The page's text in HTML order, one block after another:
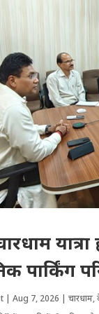
पार्किंग
|Aug 7, 2026 |चारधाम,